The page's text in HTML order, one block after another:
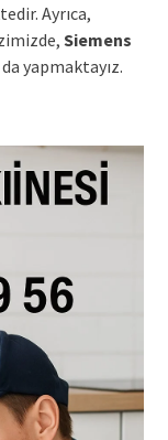
Ayrıca,
Siemens
yapmaktayız.